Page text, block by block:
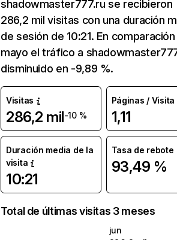
shadowmaster777.ru se recibieron
286,2 mil visitas con una duración
de sesión de 10:21. En
mayo el tráfico a
disminuido en -9,89 %.
Visitas
286,2 mil-10 %
Páginas / Visita
1,11
Duración media de la
visita
10:21
Tasa de rebote
93,49 %
Total de últimas visitas 3 meses
jun